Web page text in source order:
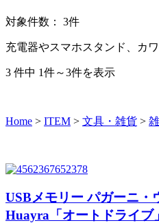
対象件数： 3件
充電器やスマホスタンド、カ
3 件中 1件～3件を表示
Home > ITEM > 文具・雑貨 >
USBメモリー パガーニ・
Huayra「オートドライブ」